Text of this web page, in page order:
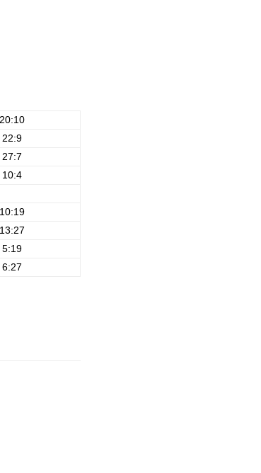
20:10
22:9
27:7
10:4
10:19
13:27
5:19
6:27